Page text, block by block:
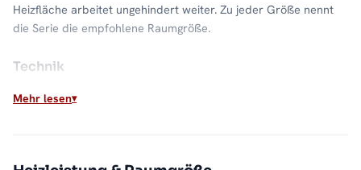
Heizfläche arbeitet ungehindert weiter. Zu jeder Größe nennt
die Serie die empfohlene Raumgröße.
Technik
mit beiliegendem Thermostat zur Regelung direkt am Gerät. Die
Farbe und Wirkung
Mehr lesen